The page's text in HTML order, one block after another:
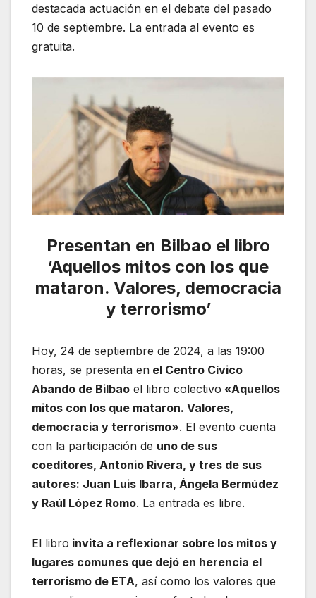
destacada actuación en el debate del pasado
10 de septiembre. La entrada al evento es
gratuita.
Presentan en Bilbao el libro
‘Aquellos mitos con los que
mataron. Valores, democracia
y terrorismo’
Hoy, 24 de septiembre de 2024, a las 19:00
horas, se presenta en el Centro Cívico
Abando de Bilbao el libro colectivo «Aquellos
mitos con los que mataron. Valores,
democracia y terrorismo». El evento cuenta
con la participación de uno de sus
coeditores, Antonio Rivera, y tres de sus
autores: Juan Luis Ibarra, Ángela Bermúdez
y Raúl López Romo. La entrada es libre.
El libro invita a reflexionar sobre los mitos y
lugares comunes que dejó en herencia el
terrorismo de ETA, así como los valores que